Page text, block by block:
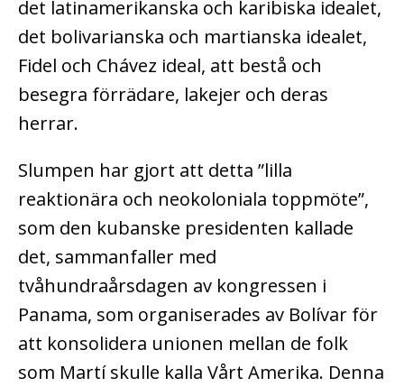
det latinamerikanska och karibiska idealet,
det bolivarianska och martianska idealet,
Fidel och Chávez ideal, att bestå och
besegra förrädare, lakejer och deras
herrar.
Slumpen har gjort att detta ”lilla
reaktionära och neokoloniala toppmöte”,
som den kubanske presidenten kallade
det, sammanfaller med
tvåhundraårsdagen av kongressen i
Panama, som organiserades av Bolívar för
att konsolidera unionen mellan de folk
som Martí skulle kalla Vårt Amerika. Denna